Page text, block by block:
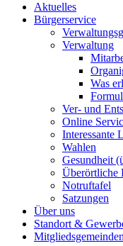
Aktuelles
Bürgerservice
Verwaltung
Was
Ver- und
Online
Interessante
Wahlen
Gesundheit
Überörtliche
Notruftafel
Satzungen
Über uns
Standort &
Mitgliedsgemeinden